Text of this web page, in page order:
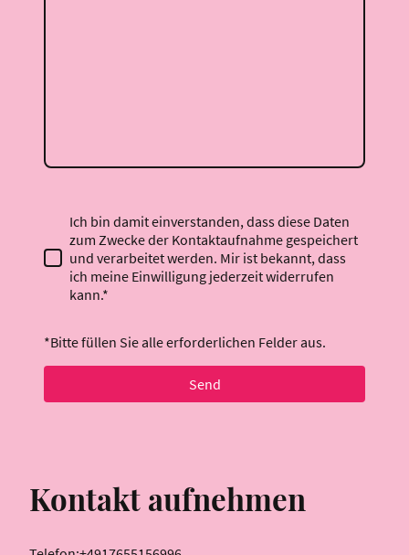
Ich bin damit einverstanden, dass diese Daten
zum Zwecke der Kontaktaufnahme gespeichert
und verarbeitet werden. Mir ist bekannt, dass
ich meine Einwilligung jederzeit widerrufen
kann.*
*Bitte füllen Sie alle erforderlichen Felder aus.
Send
Kontakt aufnehmen